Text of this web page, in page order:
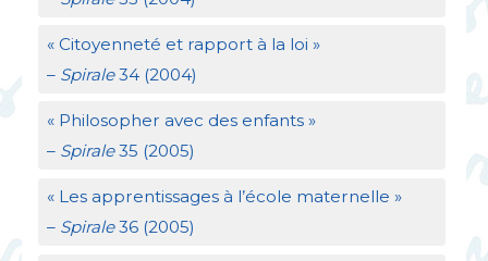
« Citoyenneté et rapport à la loi »
– Spirale34 (2004)
« Philosopher avec des enfants »
– Spirale35 (2005)
« Les apprentissages à l’école maternelle »
– Spirale36 (2005)